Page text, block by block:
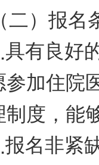
（二）报名
具有良好
参加住院
制度，能
报名非紧